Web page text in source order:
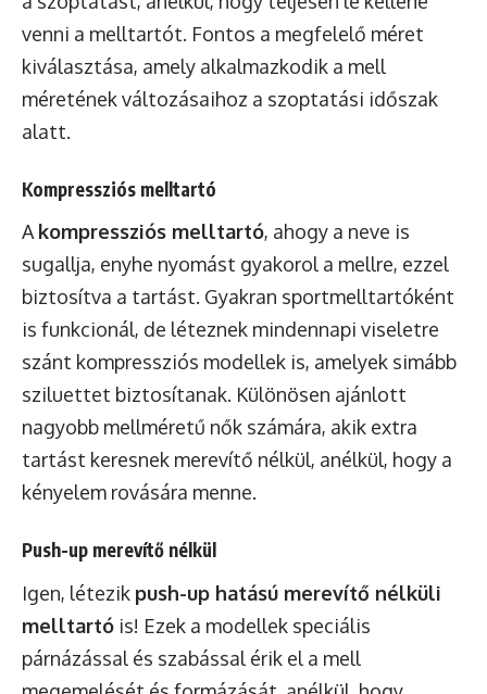
venni a melltartót. Fontos a megfelelő méret
kiválasztása, amely alkalmazkodik a mell
méretének változásaihoz a szoptatási időszak
alatt.
Kompressziós melltartó
Akompressziós melltartó, ahogy a neve is
sugallja, enyhe nyomást gyakorol a mellre, ezzel
biztosítva a tartást. Gyakran sportmelltartóként
is funkcionál, de léteznek mindennapi viseletre
szánt kompressziós modellek is, amelyek simább
sziluettet biztosítanak. Különösen ajánlott
nagyobb mellméretű nők számára, akik extra
tartást keresnek merevítő nélkül, anélkül, hogy a
kényelem rovására menne.
Push-up merevítő nélkül
Igen, létezik push-up hatású merevítő nélküli
melltartó is! Ezek a modellek speciális
párnázással és szabással érik el a mell